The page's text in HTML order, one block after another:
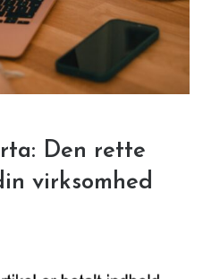
Den rette
virksomhed